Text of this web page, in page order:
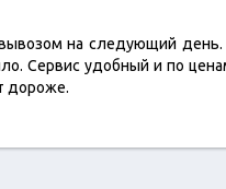
на следующий
Сервис удобный и по
дороже.